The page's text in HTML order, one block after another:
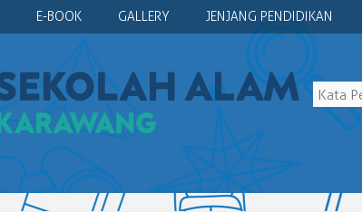
E-BOOK GALLERY JENJANG PENDIDIKAN